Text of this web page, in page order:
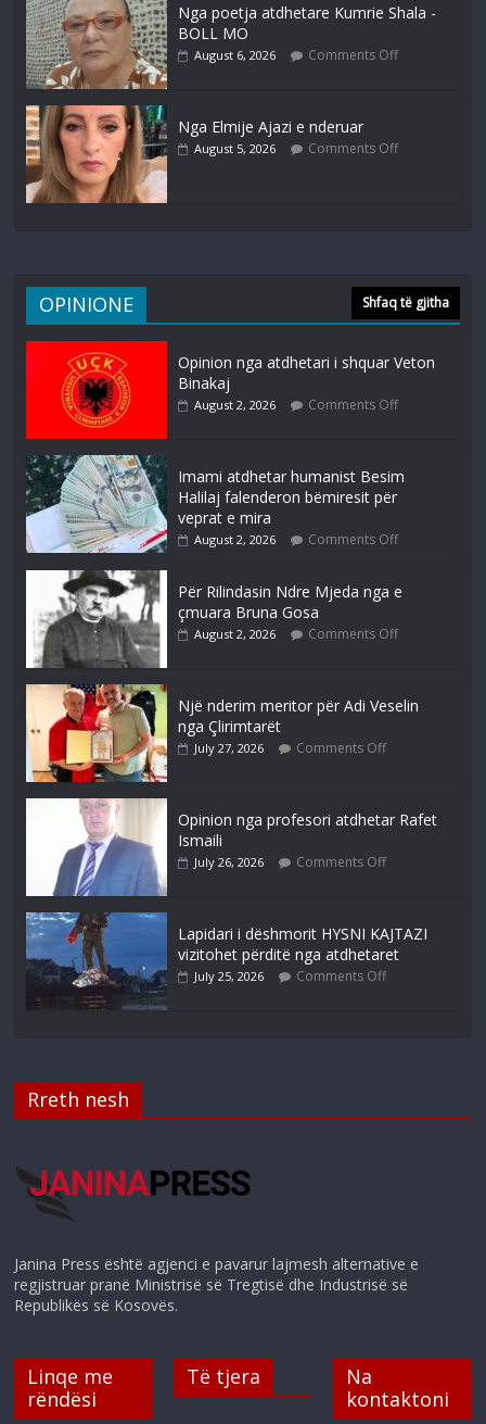
Nga poetja atdhetare Kumrie Shala -
BOLL MO
August 6, 2026 Comments Off
Nga Elmije Ajazi e nderuar
August 5, 2026 Comments Off
OPINIONE Shfaq të gjitha
Opinion nga atdhetari i shquar Veton
Binakaj
August 2, 2026 Comments Off
Imami atdhetar humanist Besim
Halilaj falenderon bëmiresit për
veprat e mira
August 2, 2026 Comments Off
Për Rilindasin Ndre Mjeda nga e
çmuara Bruna Gosa
August 2, 2026 Comments Off
Një nderim meritor për Adi Veselin
nga Çlirimtarët
July 27, 2026 Comments Off
Opinion nga profesori atdhetar Rafet
Ismaili
July 26, 2026 Comments Off
Lapidari i dëshmorit HYSNI KAJTAZI
vizitohet përditë nga atdhetaret
July 25, 2026 Comments Off
Rreth nesh
Janina Press është agjenci e pavarur lajmesh alternative e
regjistruar pranë Ministrisë së Tregtisë dhe Industrisë së
Republikës së Kosovës.
Linqe me
rëndësi
Të tjera
Na
kontaktoni